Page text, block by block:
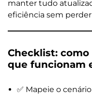
manter tudo
eficiência sem
Checklist:
que funcionam
✅ Mapeie o